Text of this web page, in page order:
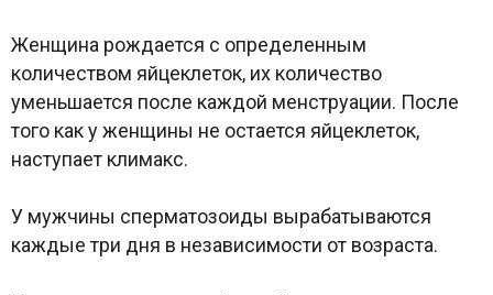
Женщина рождается с определенным
количеством яйцеклеток, их количество
уменьшается после каждой менструации. После
того как у женщины не остается яйцеклеток,
наступает климакс.
У мужчины сперматозоиды вырабатываются
каждые три дня в независимости от возраста.